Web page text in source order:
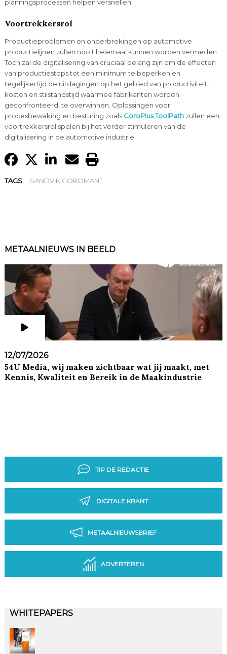
planningsprocessen helpen versnellen.
Voortrekkersrol
Productieproblemen en onderbrekingen op automotive
productielijnen zullen nooit helemaal kunnen worden vermeden.
Toch zal de digitalisering van cruciaal belang zijn om de effecten
van productiestops tot een minimum te beperken en
tegelijkertijd de uitdagingen op het gebied van productiviteit,
kosten en stilstandstijd waarmee fabrikanten worden
geconfronteerd, te overwinnen. Oplossingen voor
procesbewaking en besturing zoals CoroPlus ToolPathzullen een
voortrekkersrol spelen bij het verder stimuleren van de
digitalisering in de automotive industrie.
TAGS SANDVIK COROMANT
METAALNIEUWS IN BEELD
12/07/2026
54U Media, wij maken zichtbaar wat jij maakt, met
Kennis, Kwaliteit en Bereik in de Maakindustrie
TIP DE REDACTIE
DIGITALE KRANT
METAALNIEUWSBRIEF
ADVERTEREN
WHITEPAPERS